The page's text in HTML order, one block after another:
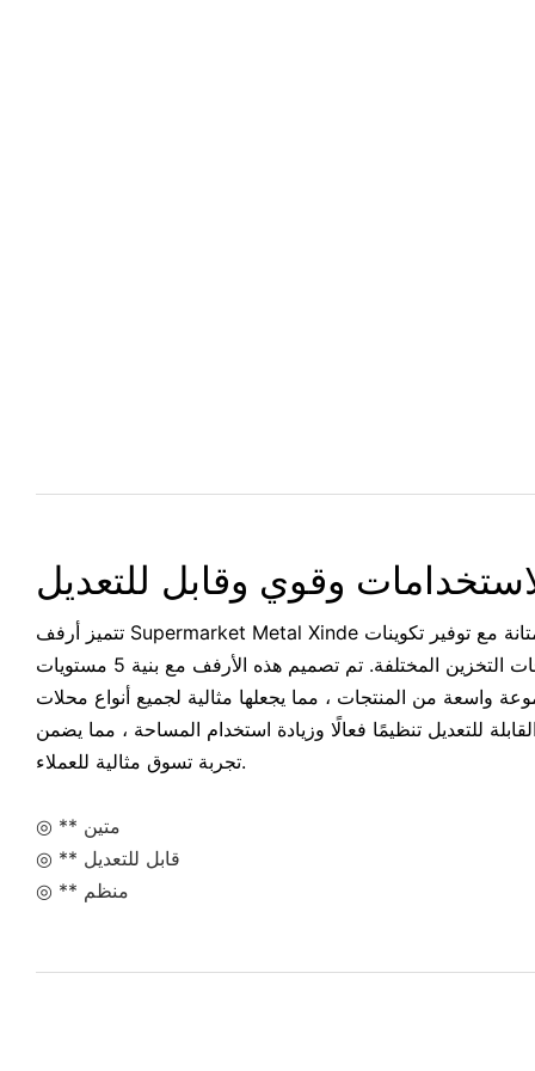
وقوي وقابل للتعديل
تتميز أرفف Supermarket Metal Xinde ببناء معدني قوي يضمن المتانة مع توفير تكوينات
قابلة للتخصيص لتناسب احتياجات التخزين المختلفة. تم تصميم هذه الأرفف مع بنية 5 مستويات
واسعة من المنتجات ، مما يجعلها مثالية لجميع أنواع محلات
للتعديل تنظيمًا فعالًا وزيادة استخدام المساحة ، مما يضمن
تجربة تسوق مثالية للعملاء.
◎ ** متين
◎ ** قابل للتعديل
◎ ** منظم